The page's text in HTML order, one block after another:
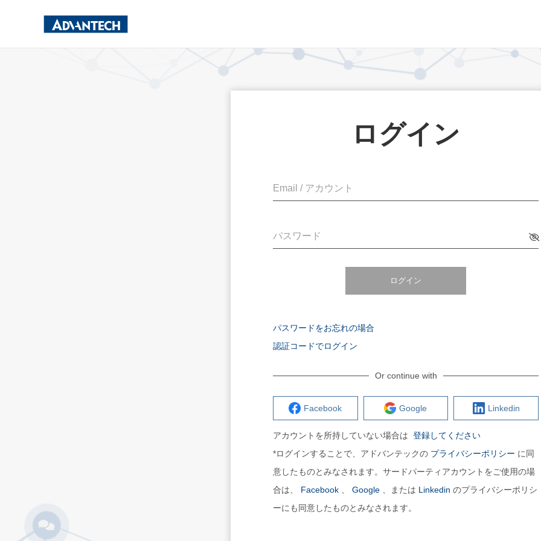
ログイン
Email / アカウント
パスワード
ログイン
パスワードをお忘れの場合
認証コードでログイン
Or continue with
Facebook Google Linkedin
アカウントを所持していない場合は 登録してください
*ログインすることで、アドバンテックの プライバシーポリシー に同
意したものとみなされます。サードパーティアカウントをご使用の場
合は、 Facebook Google 、または Linkedin のプライバシーポリシ
ーにも同意したものとみなされます。